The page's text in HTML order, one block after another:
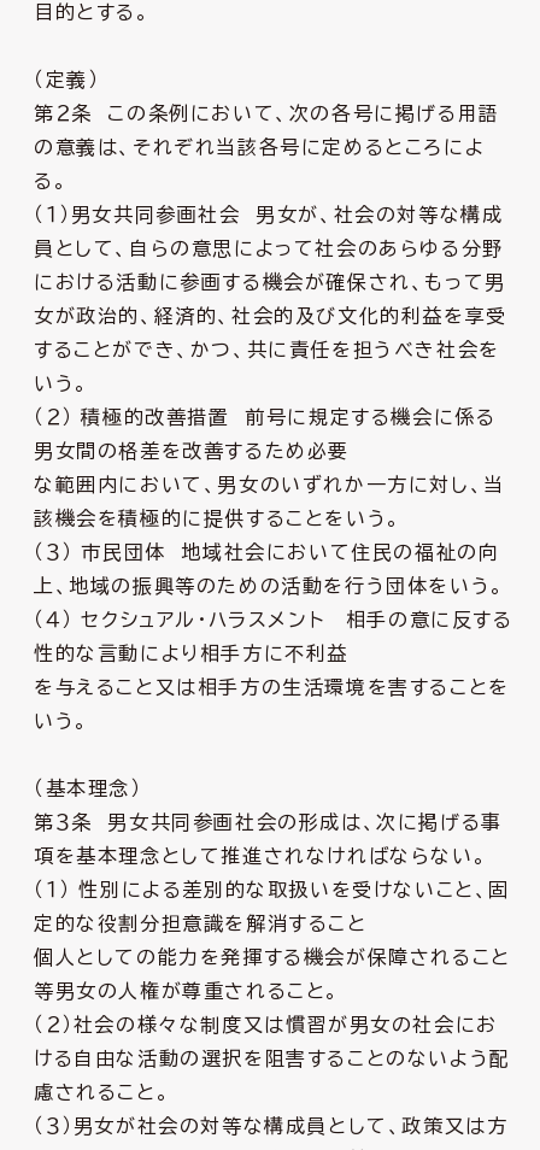
目的とする。
（定義）
第２条 この条例において、次の各号に掲げる用語
の意義は、それぞれ当該各号に定めるところによ
る。
（１）男女共同参画社会 男女が、社会の対等な構成
員として、自らの意思によって社会のあらゆる分野
における活動に参画する機会が確保され、もって男
女が政治的、経済的、社会的及び文化的利益を享受
することができ、かつ、共に責任を担うべき社会を
いう。
（２） 積極的改善措置 前号に規定する機会に係る
男女間の格差を改善するため必要
な範囲内において、男女のいずれか一方に対し、当
該機会を積極的に提供することをいう。
（３） 市民団体 地域社会において住民の福祉の向
上、地域の振興等のための活動を行う団体をいう。
（４） セクシュアル・ハラスメント 相手の意に反する
性的な言動により相手方に不利益
を与えること又は相手方の生活環境を害することを
いう。
（基本理念）
第３条 男女共同参画社会の形成は、次に掲げる事
項を基本理念として推進されなければならない。
（１） 性別による差別的な取扱いを受けないこと、固
定的な役割分担意識を解消すること
個人としての能力を発揮する機会が保障されること
等男女の人権が尊重されること。
（２）社会の様々な制度又は慣習が男女の社会にお
ける自由な活動の選択を阻害することのないよう配
慮されること。
（３）男女が社会の対等な構成員として、政策又は方